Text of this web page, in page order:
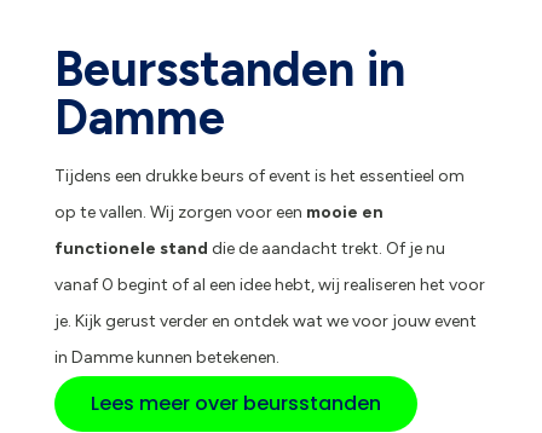
Beursstanden in
Damme
Tijdens een drukke beurs of event is het essentieel om
op te vallen. Wij zorgen voor een mooie en
functionele stand die de aandacht trekt. Of je nu
vanaf 0 begint of al een idee hebt, wij realiseren het voor
je. Kijk gerust verder en ontdek wat we voor jouw event
in Damme kunnen betekenen.
Lees meer over beursstanden